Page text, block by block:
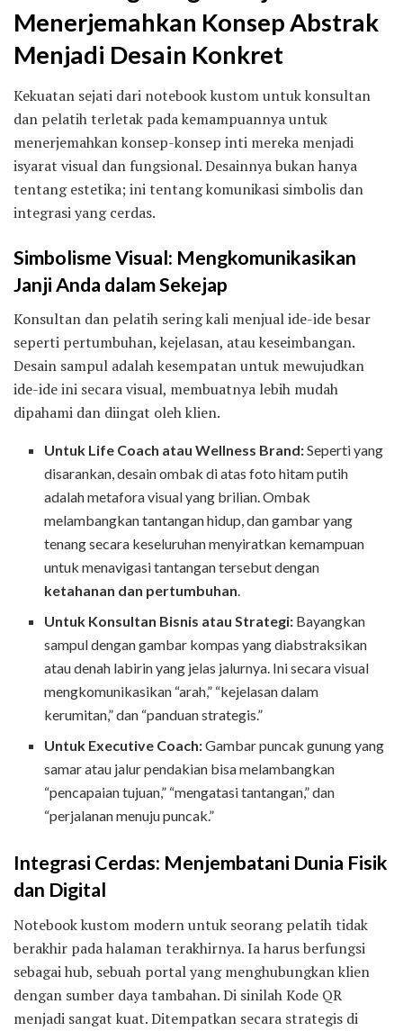
Menerjemahkan Konsep Abstrak
Menjadi Desain Konkret
Kekuatan sejati dari notebook kustom untuk konsultan
dan pelatih terletak pada kemampuannya untuk
menerjemahkan konsep-konsep inti mereka menjadi
isyarat visual dan fungsional. Desainnya bukan hanya
tentang estetika; ini tentang komunikasi simbolis dan
integrasi yang cerdas.
Simbolisme Visual: Mengkomunikasikan
Janji Anda dalam Sekejap
Konsultan dan pelatih sering kali menjual ide-ide besar
seperti pertumbuhan, kejelasan, atau keseimbangan.
Desain sampul adalah kesempatan untuk mewujudkan
ide-ide ini secara visual, membuatnya lebih mudah
dipahami dan diingat oleh klien.
Untuk Life Coach atau Wellness Brand:Seperti yang
disarankan, desain ombak di atas foto hitam putih
adalah metafora visual yang brilian. Ombak
melambangkan tantangan hidup, dan gambar yang
tenang secara keseluruhan menyiratkan kemampuan
untuk menavigasi tantangan tersebut dengan
ketahanan dan pertumbuhan.
Untuk Konsultan Bisnis atau Strategi: Bayangkan
sampul dengan gambar kompas yang diabstraksikan
atau denah labirin yang jelas jalurnya. Ini secara visual
mengkomunikasikan “arah,” “kejelasan dalam
kerumitan,” dan “panduan strategis.”
Untuk Executive Coach:Gambar puncak gunung yang
samar atau jalur pendakian bisa melambangkan
“pencapaian tujuan,” “mengatasi tantangan,” dan
“perjalanan menuju puncak.”
Integrasi Cerdas: Menjembatani Dunia Fisik
dan Digital
Notebook kustom modern untuk seorang pelatih tidak
berakhir pada halaman terakhirnya. Ia harus berfungsi
sebagai hub, sebuah portal yang menghubungkan klien
dengan sumber daya tambahan. Di sinilah Kode QR
menjadi sangat kuat. Ditempatkan secara strategis di